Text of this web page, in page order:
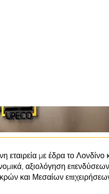
εταιρεία με έδρα το Λονδίνο
αξιολόγηση
και Μεσαίων